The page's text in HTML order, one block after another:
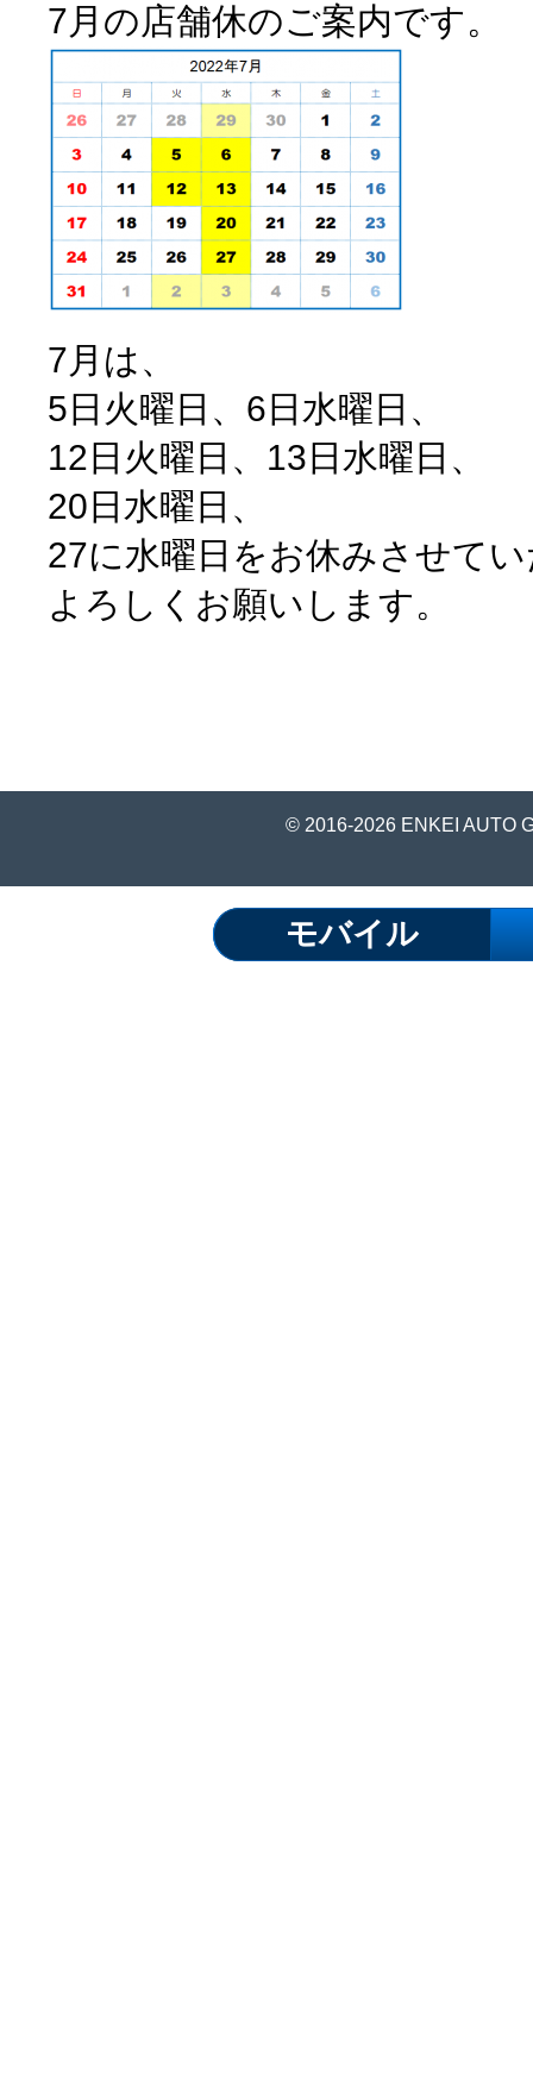
7月の店舗休のご案内です。
7月は、
5日火曜日、6日水曜日、
12日火曜日、13日水曜日、
20日水曜日、
27に水曜日をお休みさせて
よろしくお願いします。
© 2016-2026 ENKEI AUTO
モバイル